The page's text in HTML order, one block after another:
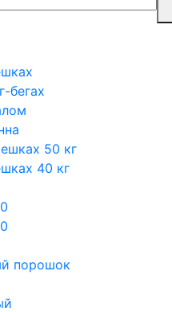
бегах
50 кг
40 кг
порошок